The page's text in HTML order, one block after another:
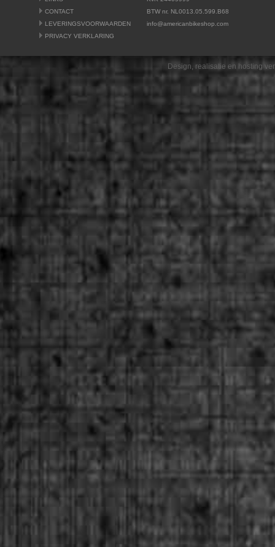
CONTACT
LEVERINGSVOORWAARDEN
PRIVACY VERKLARING
BTW nr. NL0013.05.599.B68
info@americanbikeshop.com
Design, realisatie en hosting